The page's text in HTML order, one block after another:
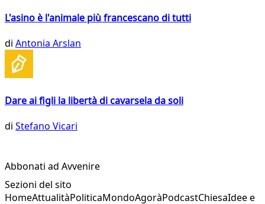
L'asino è l'animale più francescano di tutti
di Antonia Arslan
Dare ai figli la libertà di cavarsela da soli
di Stefano Vicari
Abbonati ad Avvenire
Sezioni del sito
HomeAttualitàPoliticaMondoAgoràPodcastChiesaIdee e